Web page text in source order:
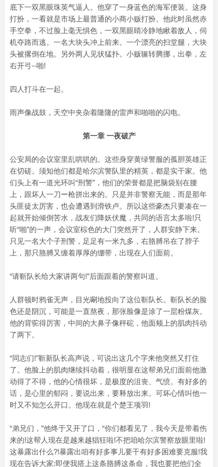
底下一双黑眼珠英气逼人。他穿了一身蓝色的海军便装。这身
打扮，一看就是市场上最普通的小商小贩打扮。他此时虽然赤
手空拳，不过脸上毫无惧色，一双黑眼睛冷静地瞅着敌人，伺
机夺路而逃。一名大块头冲上前来。一个漂亮的扫堂腿，大块
头被撂倒在地。另外两人见状猛扑。小贩辗转腾挪，出拳，左
右开弓--啪!
四人打斗在一起。
雨声像战鼓，天空中夹杂着隆隆的雷声和啪啪的闪电。
第一章 一夜破产
公安局的会议室里乱哄哄的。这些身穿黄绿警服的孤胆英雄正
在切磋。须知他们都是哈尔滨警队里的精英，都是实干家。他
们头上有一道光环叫“刑警”，他们的荣誉都是把脑袋别在腰
上，跟坏人一刀ー枪拼出来的。只是并非警察无能，而是那年
头匪徒太厉害，也会遭遇到滑铁卢。所以这些豪杰只要凑在一
起就开始倾倒苦水，战友们降妖伏魔，共同的语言太多啦!只
听“啪”的一声，会议室棕色的大门突然开了，人群安静下来。
只见一名大个子刑警，足足有一米九多，右胳膊吊在了脖子
上，那只胳膊又缠着厚厚的绷带，出现在人们面前。
“请靳队长给大家讲两句!”后面跟着的警察叫道。
人群顿时鸦雀无声，目光唰地投向了这位靳队长。靳队长的脸
色还是阴沉，可能是一直熬夜，那张脸像是涂了一层粉煤灰。
他的背驼得厉害，中间的大鼻子像秤砣，他面颊上的肌肉抖动
了两下。
“同志们!”靳新队长高声说，可说出这几个字来他突然又打住
了。他脸上的肌肉继续抖动着，很明显在这帮弟兄们面前他激
动得了不得，他的心情很坏，是极度的沮丧、气愤。有好多的
话，是心里的郁闷，要说出来，要释放出来。可坏心情叫他一
时又不知怎么开口。他现在就是个楚王项羽!
“弟兄们，”他终于又开了口，“你们都看见了，我今天是带着伤
来的!这帮人现在是越来越猖狂啦!不把咱哈尔滨警察放眼里啦!
这暴露出什么?!暴露出咱有好多事儿要干有好多困难要克服!我
现在告诉大家:即便我搭上这条胳膊这条命，我也要把他们全